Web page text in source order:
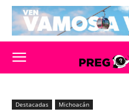
Destacadas Michoacán